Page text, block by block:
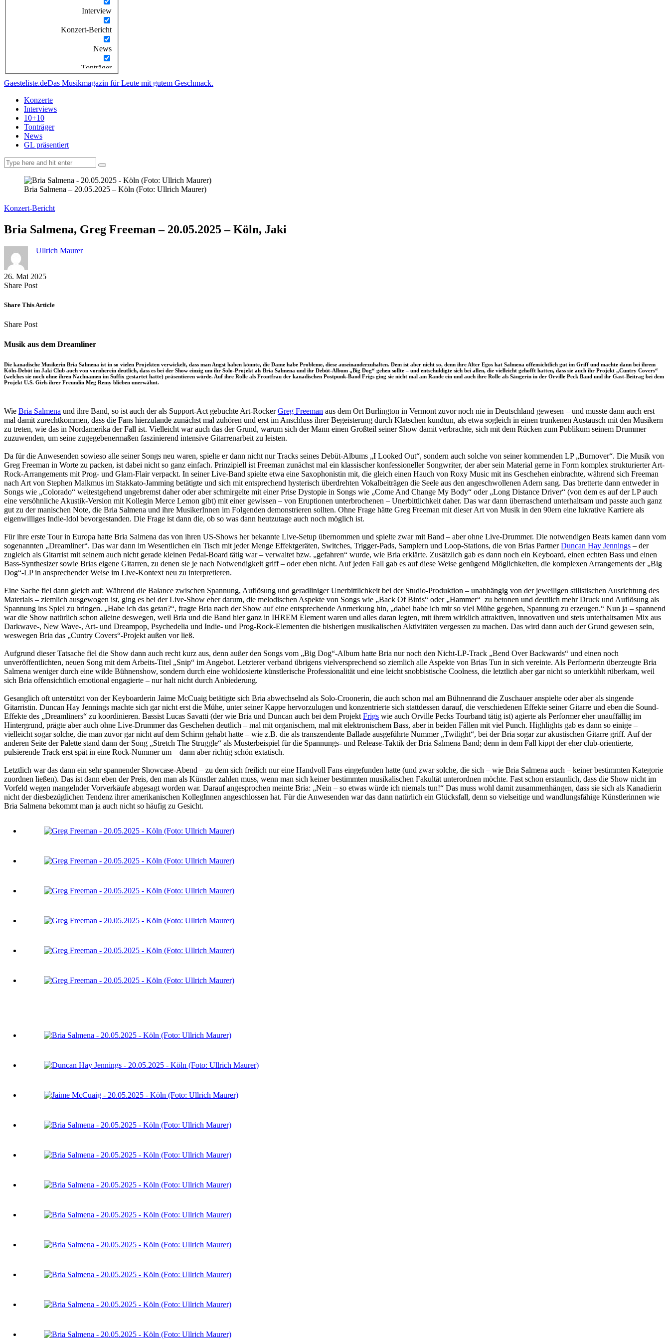
Interview
Konzert-Bericht
News
Tonträger
Gaesteliste.deDas Musikmagazin für Leute mit gutem Geschmack.
Konzerte
Interviews
10+10
Tonträger
News
GL präsentiert
Bria Salmena – 20.05.2025 – Köln (Foto: Ullrich Maurer)
Konzert-Bericht
Bria Salmena, Greg Freeman – 20.05.2025 – Köln, Jaki
Ullrich Maurer
26. Mai 2025
Share PostShare
Facebook
Copy
to
Send
via
Share This Article
Share PostShare
Facebook
Copy
to
Send
via
Musik aus dem Dreamliner
Die kanadische Musikerin Bria Salmena ist in so vielen Projekten verwickelt, dass man Angst haben könnte, die Dame habe Probleme, diese auseinanderzuhalten. Dem ist aber nicht so, denn ihre Alter Egos hat Salmena offensichtlich gut im Griff und machte dann bei ihrem
Köln-Debüt im Jaki Club auch von vornherein deutlich, dass es bei der Show einzig um ihr Solo-Projekt als Bria Salmena und ihr Debüt-Album „Big Dog“ gehen sollte – und entschuldigte sich bei allen, die vielleicht gehofft hatten, dass sie auch ihr Projekt „Cuntry Covers“
(welches sie noch ohne ihren Nachnamen im Suffix gestartet hatte) präsentieren würde. Auf ihre Rolle als Frontfrau der kanadischen Postpunk-Band Frigs ging sie nicht mal am Rande ein und auch ihre Rolle als Sängerin in der Orville Peck Band und ihr Gast-Beitrag bei dem
Projekt U.S. Girls ihrer Freundin Meg Remy blieben unerwähnt.
Wie Bria Salmena und ihre Band, so ist auch der als Support-Act gebuchte Art-RockerGreg Freeman aus dem Ort Burlington in Vermont zuvor noch nie in Deutschland gewesen – und musste dann auch erst
mal damit zurechtkommen, dass die Fans hierzulande zunächst mal zuhören und erst im Anschluss ihrer Begeisterung durch Klatschen kundtun, als etwa sogleich in einen trunkenen Austausch mit den Musikern
zu treten, wie das in Nordamerika der Fall ist. Vielleicht war auch das der Grund, warum sich der Mann einen Großteil seiner Show damit verbrachte, sich mit dem Rücken zum Publikum seinem Drummer
zuzuwenden, um seine zugegebenermaßen faszinierend intensive Gitarrenarbeit zu leisten.
Da für die Anwesenden sowieso alle seiner Songs neu waren, spielte er dann nicht nur Tracks seines Debüt-Albums „I Looked Out“, sondern auch solche von seiner kommenden LP „Burnover“. Die Musik von
Greg Freeman in Worte zu packen, ist dabei nicht so ganz einfach. Prinzipiell ist Freeman zunächst mal ein klassischer konfessioneller Songwriter, der aber sein Material gerne in Form komplex strukturierter Art-
Rock-Arrangements mit Prog- und Glam-Flair verpackt. In seiner Live-Band spielte etwa eine Saxophonistin mit, die gleich einen Hauch von Roxy Music mit ins Geschehen einbrachte, während sich Freeman
nach Art von Stephen Malkmus im Stakkato-Jamming betätigte und sich mit entsprechend hysterisch überdrehten Vokalbeiträgen die Seele aus den angeschwollenen Adern sang. Das bretterte dann entweder in
Songs wie „Colorado“ weitestgehend ungebremst daher oder aber schmirgelte mit einer Prise Dystopie in Songs wie „Come And Change My Body“ oder „Long Distance Driver“ (von dem es auf der LP auch
eine versöhnliche Akustik-Version mit Kollegin Merce Lemon gibt) mit einer gewissen – von Eruptionen unterbrochenen – Unerbittlichkeit daher. Das war dann überraschend unterhaltsam und passte auch ganz
gut zu der manischen Note, die Bria Salmena und ihre MusikerInnen im Folgenden demonstrieren sollten. Ohne Frage hätte Greg Freeman mit dieser Art von Musik in den 90ern eine lukrative Karriere als
eigenwilliges Indie-Idol bevorgestanden. Die Frage ist dann die, ob so was dann heutzutage auch noch möglich ist.
Für ihre erste Tour in Europa hatte Bria Salmena das von ihren US-Shows her bekannte Live-Setup übernommen und spielte zwar mit Band – aber ohne Live-Drummer. Die notwendigen Beats kamen dann vom
sogenannten „Dreamliner“. Das war dann im Wesentlichen ein Tisch mit jeder Menge Effektgeräten, Switches, Trigger-Pads, Samplern und Loop-Stations, die von Brias PartnerDuncan Hay Jennings – der
zugleich als Gitarrist mit seinem auch nicht gerade kleinen Pedal-Board tätig war – verwaltet bzw. „gefahren“ wurde, wie Bria erklärte. Zusätzlich gab es dann noch ein Keyboard, einen echten Bass und einen
Bass-Synthesizer sowie Brias eigene Gitarren, zu denen sie je nach Notwendigkeit griff – oder eben nicht. Auf jeden Fall gab es auf diese Weise genügend Möglichkeiten, die komplexen Arrangements der „Big
Dog“-LP in ansprechender Weise im Live-Kontext neu zu interpretieren.
Eine Sache fiel dann gleich auf: Während die Balance zwischen Spannung, Auflösung und geradliniger Unerbittlichkeit bei der Studio-Produktion – unabhängig von der jeweiligen stilistischen Ausrichtung des
Materials – ziemlich ausgewogen ist, ging es bei der Live-Show eher darum, die melodischen Aspekte von Songs wie „Back Of Birds“ oder „Hammer“ zu betonen und deutlich mehr Druck und Auflösung als
Spannung ins Spiel zu bringen. „Habe ich das getan?“, fragte Bria nach der Show auf eine entsprechende Anmerkung hin, „dabei habe ich mir so viel Mühe gegeben, Spannung zu erzeugen.“ Nun ja – spannend
war die Show natürlich schon alleine deswegen, weil Bria und die Band hier ganz in IHREM Element waren und alles daran legten, mit ihrem wirklich attraktiven, innovativen und stets unterhaltsamen Mix aus
Darkwave-, New Wave-, Art- und Dreampop, Psychedelia und Indie- und Prog-Rock-Elementen die bisherigen musikalischen Aktivitäten vergessen zu machen. Das wird dann auch der Grund gewesen sein,
weswegen Bria das „Cuntry Covers“-Projekt außen vor ließ.
Aufgrund dieser Tatsache fiel die Show dann auch recht kurz aus, denn außer den Songs vom „Big Dog“-Album hatte Bria nur noch den Nicht-LP-Track „Bend Over Backwards“ und einen noch
unveröffentlichten, neuen Song mit dem Arbeits-Titel „Snip“ im Angebot. Letzterer verband übrigens vielversprechend so ziemlich alle Aspekte von Brias Tun in sich vereinte. Als Performerin überzeugte Bria
Salmena weniger durch eine wilde Bühnenshow, sondern durch eine wohldosierte künstlerische Professionalität und eine leicht snobbistische Coolness, die letztlich aber gar nicht so unterkühlt rüberkam, weil
sich Bria offensichtlich emotional engagierte – nur halt nicht durch Anbiederung.
Gesanglich oft unterstützt von der Keyboarderin Jaime McCuaig betätigte sich Bria abwechselnd als Solo-Croonerin, die auch schon mal am Bühnenrand die Zuschauer anspielte oder aber als singende
Gitarristin. Duncan Hay Jennings machte sich gar nicht erst die Mühe, unter seiner Kappe hervorzulugen und konzentrierte sich stattdessen darauf, die verschiedenen Effekte seiner Gitarre und eben die Sound-
Effekte des „Dreamliners“ zu koordinieren. Bassist Lucas Savatti (der wie Bria und Duncan auch bei dem Projekt Frigs wie auch Orville Pecks Tourband tätig ist) agierte als Performer eher unauffällig im
Hintergrund, prägte aber auch ohne Live-Drummer das Geschehen deutlich – mal mit organischem, mal mit elektronischem Bass, aber in beiden Fällen mit viel Punch. Highlights gab es dann so einige –
vielleicht sogar solche, die man zuvor gar nicht auf dem Schirm gehabt hatte – wie z.B. die als transzendente Ballade ausgeführte Nummer „Twilight“, bei der Bria sogar zur akustischen Gitarre griff. Auf der
anderen Seite der Palette stand dann der Song „Stretch The Struggle“ als Musterbeispiel für die Spannungs- und Release-Taktik der Bria Salmena Band; denn in dem Fall kippt der eher club-orientierte,
pulsierende Track erst spät in eine Rock-Nummer um – dann aber richtig schön extatisch.
Letztlich war das dann ein sehr spannender Showcase-Abend – zu dem sich freilich nur eine Handvoll Fans eingefunden hatte (und zwar solche, die sich – wie Bria Salmena auch – keiner bestimmten Kategorie
zuordnen ließen). Das ist dann eben der Preis, den man als Künstler zahlen muss, wenn man sich keiner bestimmten musikalischen Fakultät unterordnen möchte. Fast schon erstaunlich, dass die Show nicht im
Vorfeld wegen mangelnder Vorverkäufe abgesagt worden war. Darauf angesprochen meinte Bria: „Nein – so etwas würde ich niemals tun!“ Das muss wohl damit zusammenhängen, dass sie sich als Kanadierin
nicht der diesbezüglichen Tendenz ihrer amerikanischen KollegInnen angeschlossen hat. Für die Anwesenden war das dann natürlich ein Glücksfall, denn so vielseitige und wandlungsfähige Künstlerinnen wie
Bria Salmena bekommt man ja auch nicht so häufig zu Gesicht.